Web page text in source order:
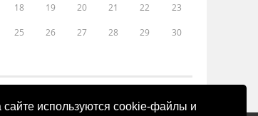
сайте используются cookie-файлы и
18 19 20 21 22 23
25 26 27 28 29 30